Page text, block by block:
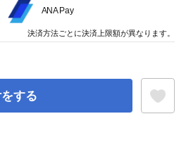
する
ANA Pay
決済方法ごとに決済上限額が異なります。